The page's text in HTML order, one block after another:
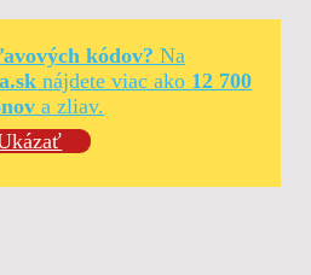
kódov? Na
nájdete viac ako 12 700
a zliav.